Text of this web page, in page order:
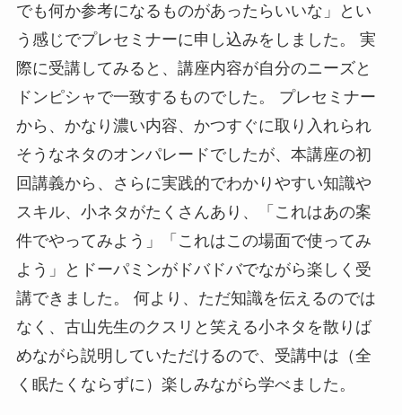
でも何か参考になるものがあったらいいな」とい
う感じでプレセミナーに申し込みをしました。 実
際に受講してみると、講座内容が自分のニーズと
ドンピシャで一致するものでした。 プレセミナー
から、かなり濃い内容、かつすぐに取り入れられ
そうなネタのオンパレードでしたが、本講座の初
回講義から、さらに実践的でわかりやすい知識や
スキル、小ネタがたくさんあり、「これはあの案
件でやってみよう」「これはこの場面で使ってみ
よう」とドーパミンがドバドバでながら楽しく受
講できました。 何より、ただ知識を伝えるのでは
なく、古山先生のクスリと笑える小ネタを散りば
めながら説明していただけるので、受講中は（全
く眠たくならずに）楽しみながら学べました。